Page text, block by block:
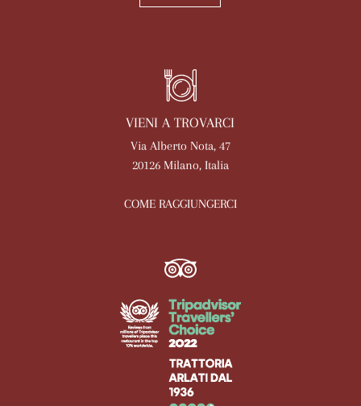
VIENI A TROVARCI
Via Alberto Nota, 47
20126 Milano, Italia
COME RAGGIUNGERCI